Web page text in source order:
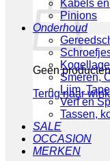
Geen
Terug naar
Kabels
Pinions
Onderhoud
Smeren,
Lijm,
Verf en
Tassen,
SALE
OCCASION
MERKEN